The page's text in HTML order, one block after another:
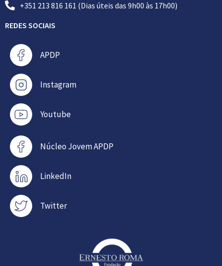
+351 213 816 161 (Dias úteis das 9h00 às 17h00)
REDES SOCIAIS
APDP
Instagram
Youtube
Núcleo Jovem APDP
LinkedIn
Twitter